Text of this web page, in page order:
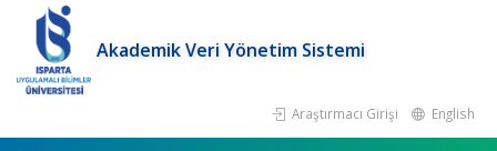
Akademik Veri Yönetim Sistemi
Araştırmacı Girişi English